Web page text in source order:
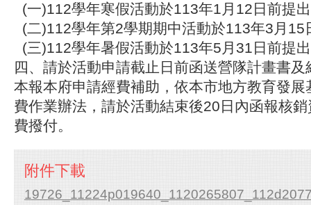
(一)112學年寒假活動於113年1月12日前提
(二)112學年第2學期期中活動於113年3月15
(三)112學年暑假活動於113年5月31日前提
四、請於活動申請截止日前函送營隊計畫書
本報本府申請經費補助，依本市地方教育發展
費作業辦法，請於活動結束後20日內函報核
費撥付。
附件下載